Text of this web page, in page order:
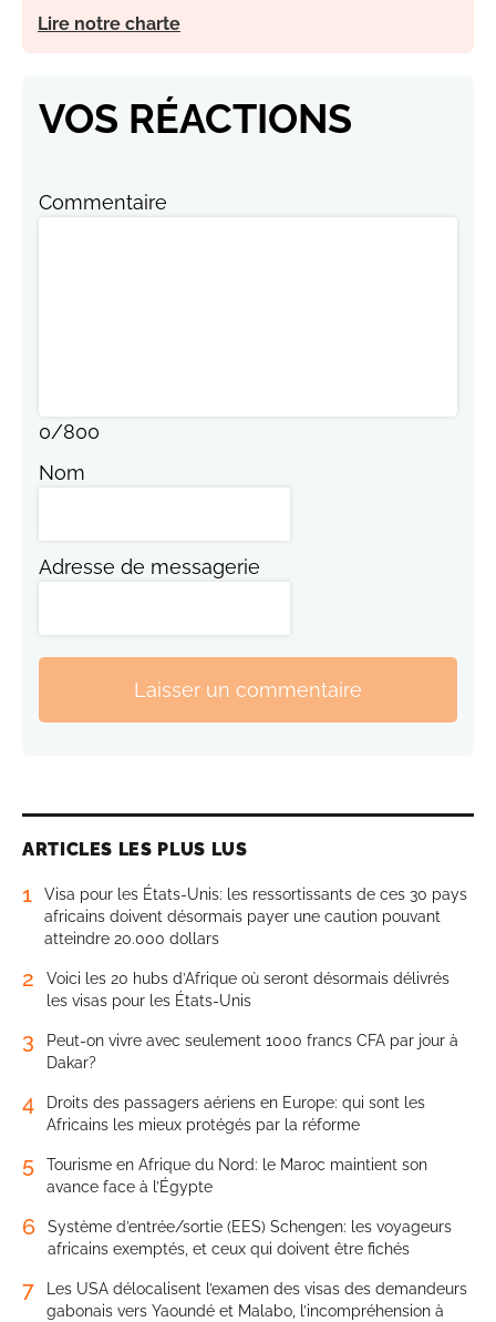
Lire notre charte
VOS RÉACTIONS
Commentaire
0/800
Nom
Adresse de messagerie
Laisser un commentaire
ARTICLES LES PLUS LUS
1
Visa pour les États-Unis: les ressortissants de ces 30 pays
africains doivent désormais payer une caution pouvant
atteindre 20.000 dollars
2
Voici les 20 hubs d’Afrique où seront désormais délivrés
les visas pour les États-Unis
3
Peut-on vivre avec seulement 1000 francs CFA par jour à
Dakar?
4
Droits des passagers aériens en Europe: qui sont les
Africains les mieux protégés par la réforme
5
Tourisme en Afrique du Nord: le Maroc maintient son
avance face à l’Égypte
6
Système d’entrée/sortie (EES) Schengen: les voyageurs
africains exemptés, et ceux qui doivent être fichés
7
Les USA délocalisent l’examen des visas des demandeurs
gabonais vers Yaoundé et Malabo, l’incompréhension à